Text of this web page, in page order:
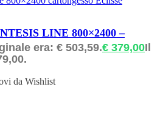
era: € 503,59.€ 379,00Il
da Wishlist